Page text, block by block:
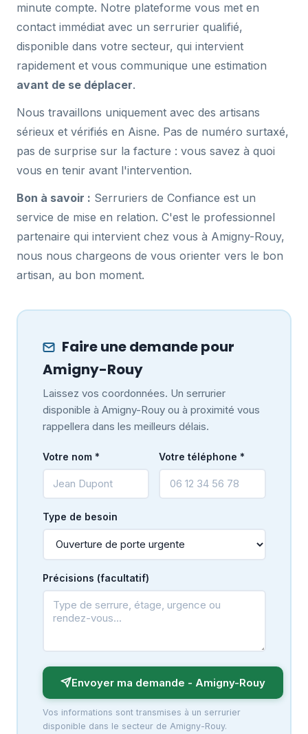
minute compte. Notre plateforme vous met en
contact immédiat avec un serrurier qualifié,
disponible dans votre secteur, qui intervient
rapidement et vous communique une estimation
avant de se déplacer.
Nous travaillons uniquement avec des artisans
sérieux et vérifiés en Aisne. Pas de numéro surtaxé,
pas de surprise sur la facture : vous savez à quoi
vous en tenir avant l'intervention.
Bon à savoir : Serruriers de Confiance est un
service de mise en relation. C'est le professionnel
partenaire qui intervient chez vous à Amigny-Rouy,
nous nous chargeons de vous orienter vers le bon
artisan, au bon moment.
Faire une demande pour
Amigny-Rouy
Laissez vos coordonnées. Un serrurier
disponible à Amigny-Rouy ou à proximité vous
rappellera dans les meilleurs délais.
Votre nom * Votre téléphone *
Type de besoin
Précisions (facultatif)
Envoyer ma demande - Amigny-Rouy
Vos informations sont transmises à un serrurier
disponible dans le secteur de Amigny-Rouy.